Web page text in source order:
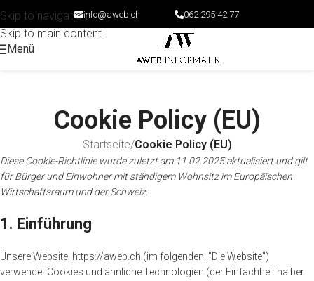
Skip to navigation
Skip to main content
info@aweb.ch 062 295 42 77
Menü
Cookie Policy (EU)
Startseite/Cookie Policy (EU)
Diese Cookie-Richtlinie wurde zuletzt am 11.02.2025 aktualisiert und gilt
für Bürger und Einwohner mit ständigem Wohnsitz im Europäischen
Wirtschaftsraum und der Schweiz.
1. Einführung
Unsere Website, https://aweb.ch (im folgenden: "Die Website")
verwendet Cookies und ähnliche Technologien (der Einfachheit halber